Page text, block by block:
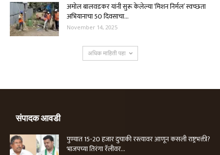
अमोल बालवडकर यांनी सुरू केलेल्या ‘मिशन निर्मल’ स्वच्छता
अभियानाचा 50 दिवसाचा...
November 14, 2025
अधिक माहिती पहा
संपादक आवडी
पुण्यात 15-20 हजार दुचाकी रस्त्यावर आणून कसली राष्ट्रभक्ती?
भाजपच्या तिरंगा रॅलीवर...